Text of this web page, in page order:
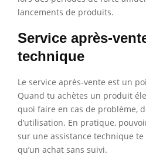
lancements de produits.
Service après-
technique
Le service après-vente est un
Quand tu achètes un produit
quoi faire en cas de problème,
d’utilisation. En pratique,
sur une assistance technique
qu’un achat sans suivi.